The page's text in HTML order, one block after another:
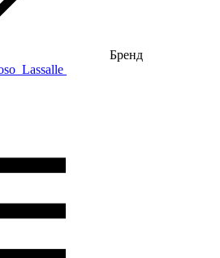
Бренд
Lassalle